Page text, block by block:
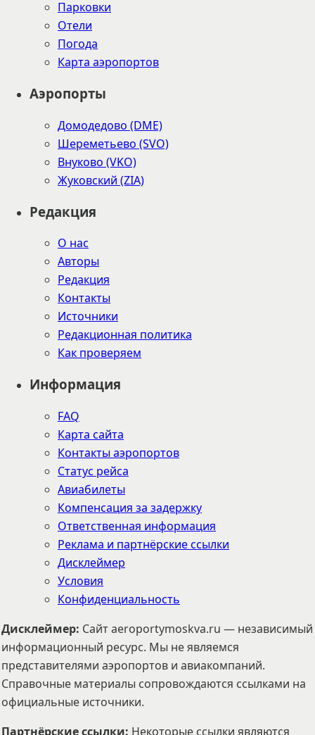
Парковки
Отели
Погода
Карта аэропортов
Аэропорты
Домодедово (DME)
Шереметьево (SVO)
Внуково (VKO)
Жуковский (ZIA)
Редакция
О нас
Авторы
Редакция
Контакты
Источники
Редакционная политика
Как проверяем
Информация
FAQ
Карта сайта
Контакты аэропортов
Статус рейса
Авиабилеты
Компенсация за задержку
Ответственная информация
Реклама и партнёрские ссылки
Дисклеймер
Условия
Конфиденциальность
Дисклеймер: Сайт aeroportymoskva.ru — независимый
информационный ресурс. Мы не являемся
представителями аэропортов и авиакомпаний.
Справочные материалы сопровождаются ссылками на
официальные источники.
Партнёрские ссылки: Некоторые ссылки являются